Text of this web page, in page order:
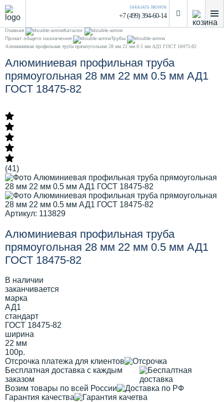
ЗАКАЗАТЬ ЗВОНОК
+7 (499) 394-60-14
Главная
Каталог
Прокат общего назначения
Трубы
Алюминиевая профильная труба прямоугольная 28 мм 22 мм 0.5 мм АД1 ГОСТ 18475-82
Алюминиевая профильная труба
прямоугольная 28 мм 22 мм 0.5 мм АД1
ГОСТ 18475-82
(41)
Артикул: 113829
Алюминиевая профильная труба
прямоугольная 28 мм 22 мм 0.5 мм АД1
ГОСТ 18475-82
В наличии
заканчивается
марка
АД1
стандарт
ГОСТ 18475-82
ширина
22 мм
100р.
Отсрочка платежа для клиентов
Бесплатная доставка с каждым
заказом
Возим товары по всей России
Гарантия качества